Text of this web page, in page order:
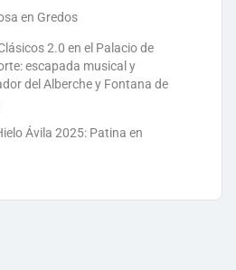
en Gredos
2.0 en el Palacio de
escapada musical y
del Alberche y Fontana de
Ávila 2025: Patina en